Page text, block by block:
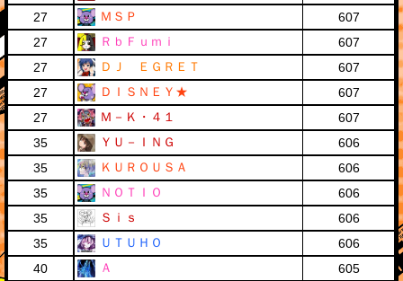
27
ＭＳＰ
607
27
ＲｂＦｕｍｉ
607
27
ＤＪ ＥＧＲＥＴ
607
27
ＤＩＳＮＥＹ★
607
27
Ｍ－Ｋ・４１
607
35
ＹＵ－ＩＮＧ
606
35
ＫＵＲＯＵＳＡ
606
35
ＮＯＴＩＯ
606
35
Ｓｉｓ
606
35
ＵＴＵＨＯ
606
40
Ａ
605